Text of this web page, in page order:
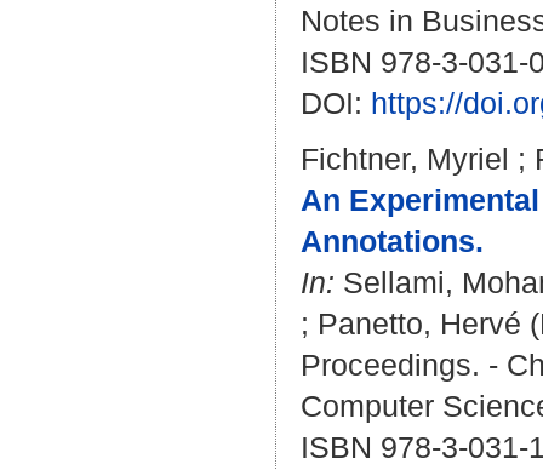
Notes in
ISBN 978-3-031-
DOI: https://
Fichtner, Myriel ;
An
Annotations.
In: Sellami,
; Panetto, Hervé
Proceedings. -
Computer
ISBN 978-3-031-